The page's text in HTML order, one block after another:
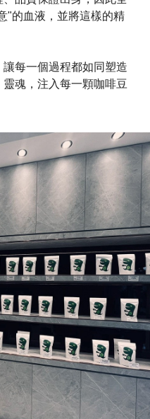
"的血液，並將這樣的精
每一個過程都如同塑造
魂，注入每一顆咖啡豆